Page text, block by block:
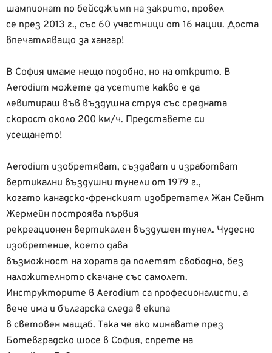
шампионат по бейсджъмп на закрито, провел
се през 2013 г., със 60 участници от 16 нации. Доста
впечатляващо за хангар!
В София имаме нещо подобно, но на открито. В
Aerodium можете да усетите какво е да
левитираш във въздушна струя със средната
скорост около 200 км/ч. Представете си
усещането!
Aerodium изобретяват, създават и изработват
вертикални въздушни тунели от 1979 г.,
когато канадско-френският изобретател Жан Сейнт
Жермейн построява първия
рекреационен вертикален въздушен тунел. Чудесно
изобретение, което дава
възможност на хората да полетят свободно, без
наложителното скачане със самолет.
Инструкторите в Aerodium са професионалисти, а
вече има и българска следа в екипа
в световен мащаб. Така че ако минавате през
Ботевградско шосе в София, спрете на